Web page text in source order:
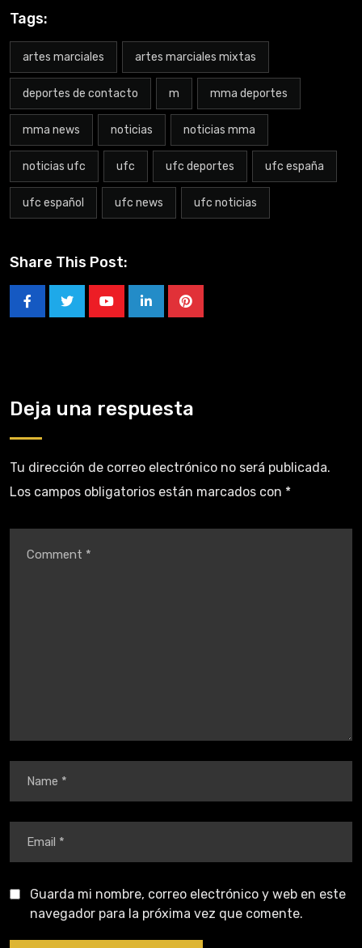
Tags:
artes marciales artes marciales mixtas
deportes de contacto m mma deportes
mma news noticias noticias mma
noticias ufc ufc ufc deportes ufc españa
ufc español ufc news ufc noticias
Share This Post:
Deja una respuesta
Tu dirección de correo electrónico no será publicada.
Los campos obligatorios están marcados con *
Guarda mi nombre, correo electrónico y web en este
navegador para la próxima vez que comente.